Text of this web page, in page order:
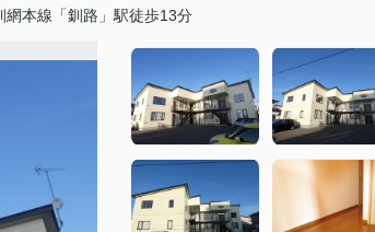
網本線「釧路」駅徒歩13分